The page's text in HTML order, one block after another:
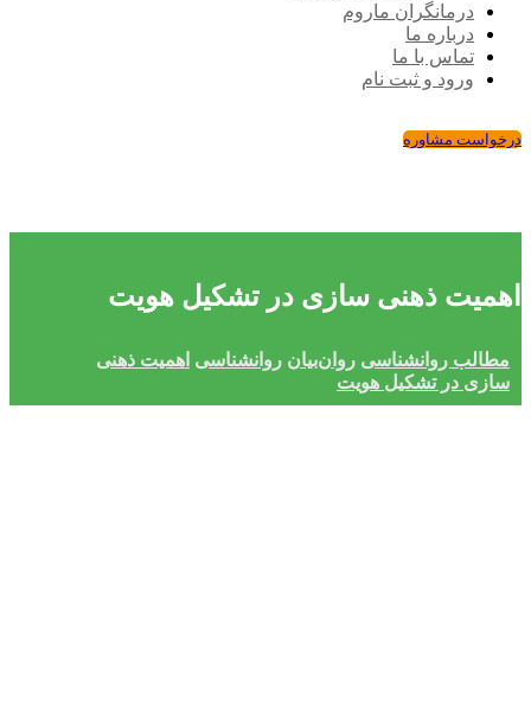
درمانگران ماروم
درباره ما
تماس با ما
ورود و ثبت نام
درخواست مشاوره
اهمیت ذهنی سازی در تشکیل هویت
مطالب روانشناسی روان‌بیان روانشناسی اهمیت ذهنی
سازی در تشکیل هویت